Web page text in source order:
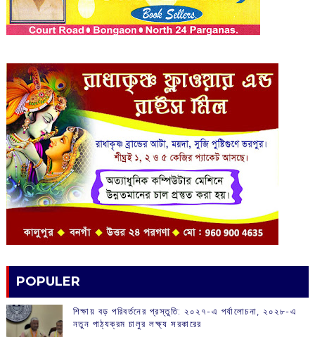
POPULER
শিক্ষায় বড় পরিবর্তনের প্রস্তুতি: ২০২৭-এ পর্যালোচনা, ২০২৮-এ
নতুন পাঠ্যক্রম চালুর লক্ষ্য সরকারের